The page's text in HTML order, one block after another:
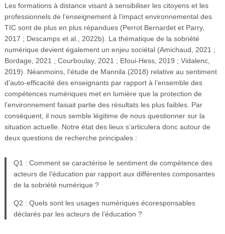
Les formations à distance visant à sensibiliser les citoyens et les
professionnels de l’enseignement à l’impact environnemental des
TIC sont de plus en plus répandues (Perrot Bernardet et Parry,
2017 ; Descamps et al., 2022b). La thématique de la sobriété
numérique devient également un enjeu sociétal (Amichaud, 2021 ;
Bordage, 2021 ; Courboulay, 2021 ; Efoui-Hess, 2019 ; Vidalenc,
2019). Néanmoins, l’étude de Mannila (2018) relative au sentiment
d’auto-efficacité des enseignants par rapport à l’ensemble des
compétences numériques met en lumière que la protection de
l’environnement faisait partie des résultats les plus faibles. Par
conséquent, il nous semble légitime de nous questionner sur la
situation actuelle. Notre état des lieux s’articulera donc autour de
deux questions de recherche principales :
Q1 : Comment se caractérise le sentiment de compétence des
acteurs de l’éducation par rapport aux différentes composantes
de la sobriété numérique ?
Q2 : Quels sont les usages numériques écoresponsables
déclarés par les acteurs de l’éducation ?